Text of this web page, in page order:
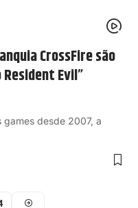
CrossFire são
Evil”
desde 2007, a